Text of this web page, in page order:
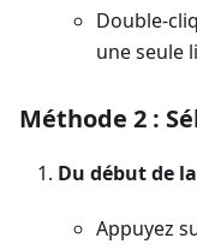
Double-
une seule
Méthode 2 :
Du début de
Appuyez